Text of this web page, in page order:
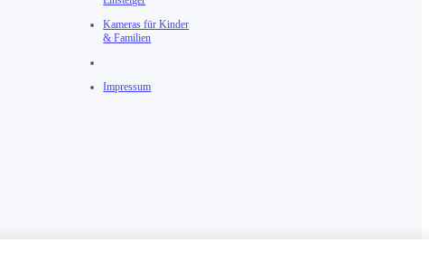
Kameras für Kinder
& Familien
Impressum